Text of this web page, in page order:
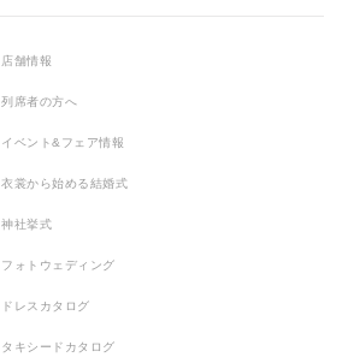
店舗情報
列席者の方へ
イベント&フェア情報
衣裳から始める結婚式
神社挙式
フォトウェディング
ドレスカタログ
タキシードカタログ